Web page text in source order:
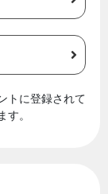
トに登録されて
す。